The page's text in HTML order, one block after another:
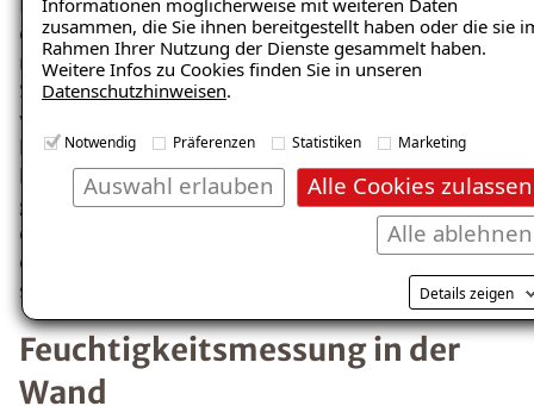
zusammen, die Sie ihnen bereitgestellt haben oder die sie
Rahmen Ihrer Nutzung der Dienste gesammelt haben.
Weitere Infos zu Cookies finden Sie in unseren
Datenschutzhinweisen.
Notwendig Präferenzen Statistiken Marketing
Alle Cookies zulassen
Auswahl erlauben
Alle ablehnen
Details zeigen
Wänden oder der Decke kondensiert. Ein erstes
Anzeichen für übermäßige Feuchtigkeit ist
Kondensat, z.B. beschlagene Fenster.
Richtiges Heizen und Lüften minimiert das
und feuchten Wänden.
Wie kann man
Feuchtigkeitsprobleme
ausfindig machen und
effektiv beheben?